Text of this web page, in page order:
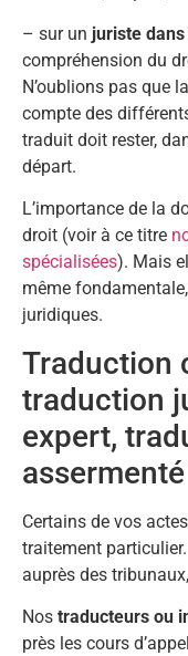
– sur un juriste dans
compréhension du
N’oublions pas que
compte des
traduit doit rester,
départ.
L’importance de la
droit (voir à ce titre
spécialisées). Mais
même
juridiques.
Traduction
traduction
expert,
Certains de vos
traitement
auprès des
Nos traducteurs ou
près les cours